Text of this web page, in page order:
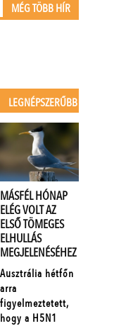
MÉG TÖBB HÍR
LEGNÉPSZERŰBB